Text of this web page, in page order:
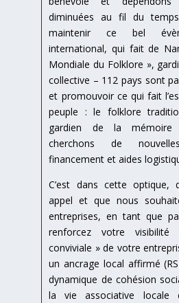
diminuées au fil du
maintenir ce bel
international, qui fait de
Mondiale du Folklore »,
collective – 112 pays sont
et promouvoir ce qui fait
peuple : le folklore
gardien de la mémoire
cherchons de
financement et aides
C’est dans cette optique,
appel et que nous
entreprises, en tant que
renforcez votre
conviviale » de votre
un ancrage local affirmé
dynamique de cohésion
la vie associative locale